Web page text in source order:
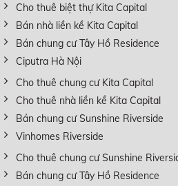
Cho thuê biệt thự Kita Capital
Bán nhà liền kề Kita Capital
Bán chung cư Tây Hồ Residence
Ciputra Hà Nội
Cho thuê chung cư Kita Capital
Cho thuê nhà liền kề Kita Capital
Bán chung cư Sunshine Riverside
Vinhomes Riverside
Cho thuê chung cư Sunshine
Bán chung cư Tây Hồ Residence